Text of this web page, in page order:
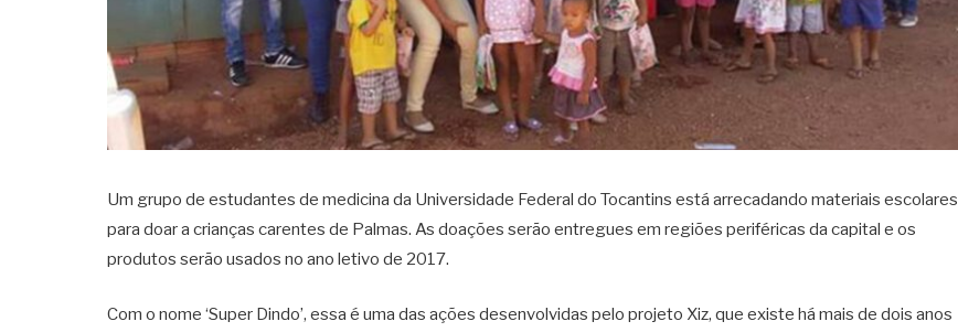
Um grupo de estudantes de medicina da Universidade Federal do Tocantins está arrecadando materiais escolares
para doar a crianças carentes de Palmas. As doações serão entregues em regiões periféricas da capital e os
produtos serão usados no ano letivo de 2017.
Com o nome ‘Super Dindo’, essa é uma das ações desenvolvidas pelo projeto Xiz, que existe há mais de dois anos